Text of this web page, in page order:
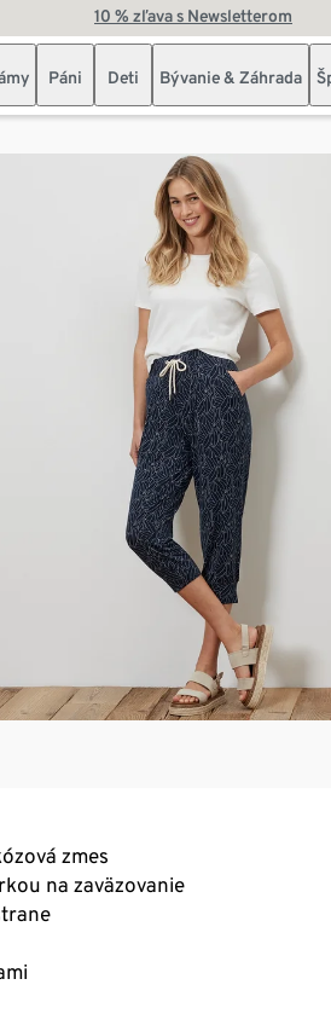
10 % zľava s Newsletterom
Páni Deti Bývanie & Záhrada
zmes
na zaväzovanie
sedia a výborne sa nosia